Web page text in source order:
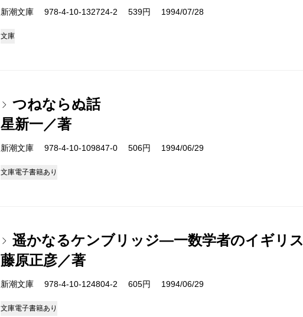
新潮文庫 978-4-10-132724-2 539円 1994/07/28
文庫
つねならぬ話
星新一／著
新潮文庫 978-4-10-109847-0 506円 1994/06/29
文庫電子書籍あり
遥かなるケンブリッジ―一数学者のイギリ
藤原正彦／著
新潮文庫 978-4-10-124804-2 605円 1994/06/29
文庫電子書籍あり